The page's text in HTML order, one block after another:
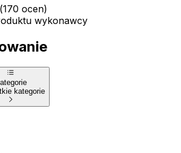
(170 ocen)
wykonawcy
kategorie